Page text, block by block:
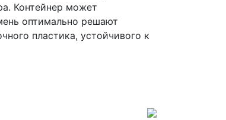
Контейнер может
оптимально решают
пластика, устойчивого к